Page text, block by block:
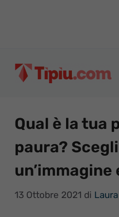
Qual è la tua
paura? Scegli
13 Ottobre 2021 di